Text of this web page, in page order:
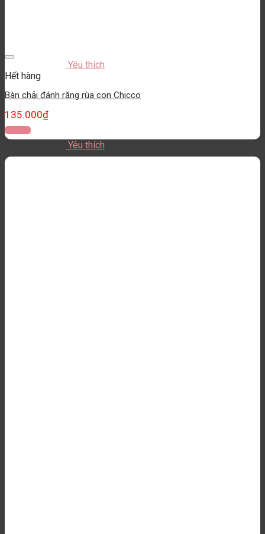
Yêu thích
Hết hàng
Bàn chải đánh răng rùa con Chicco
135.000₫
Đọc tiếp
Yêu thích